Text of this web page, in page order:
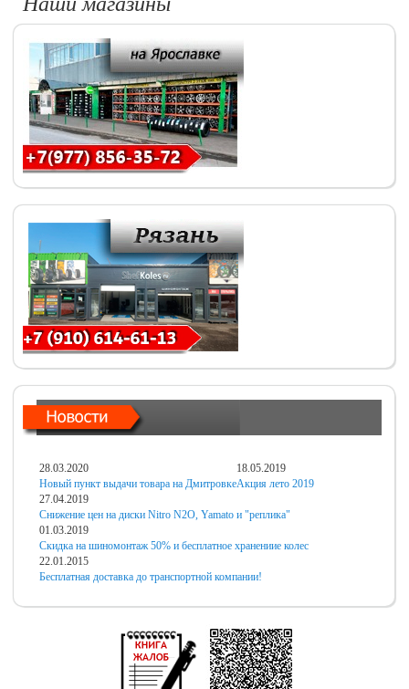
28.03.2020
Новый пункт выдачи товара на Дмитровке
18.05.2019
Акция лето 2019
27.04.2019
Снижение цен на диски Nitro N2O, Yamato и "реплика"
01.03.2019
Скидка на шиномонтаж 50% и бесплатное хранениие колес
22.01.2015
Бесплатная доставка до транспортной компании!